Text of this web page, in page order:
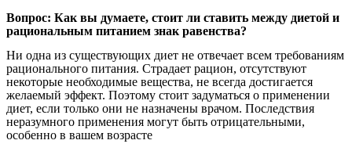
Вопрос: Как вы думаете, стоит ли ставить между диетой и
рациональным питанием знак равенства?
Ни одна из существующих диет не отвечает всем требованиям
рационального питания. Страдает рацион, отсутствуют
некоторые необходимые вещества, не всегда достигается
желаемый эффект. Поэтому стоит задуматься о применении
диет, если только они не назначены врачом. Последствия
неразумного применения могут быть отрицательными,
особенно в вашем возрасте